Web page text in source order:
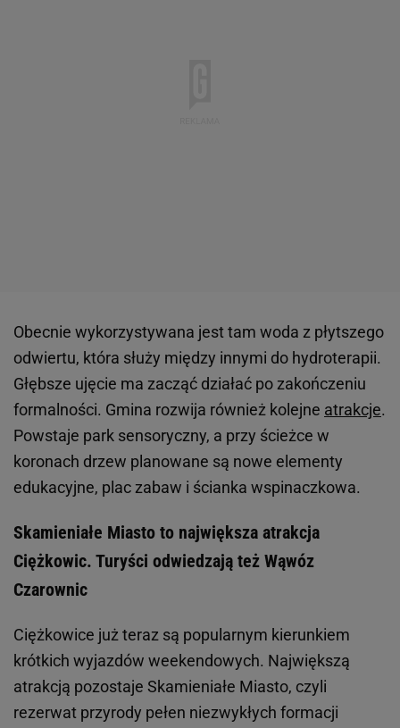
Obecnie wykorzystywana jest tam woda z płytszego
odwiertu, która służy między innymi do hydroterapii.
Głębsze ujęcie ma zacząć działać po zakończeniu
formalności. Gmina rozwija również kolejne atrakcje.
Powstaje park sensoryczny, a przy ścieżce w
koronach drzew planowane są nowe elementy
edukacyjne, plac zabaw i ścianka wspinaczkowa.
Skamieniałe Miasto to największa atrakcja
Ciężkowic. Turyści odwiedzają też Wąwóz
Czarownic
Ciężkowice już teraz są popularnym kierunkiem
krótkich wyjazdów weekendowych. Największą
atrakcją pozostaje Skamieniałe Miasto, czyli
rezerwat przyrody pełen niezwykłych formacji